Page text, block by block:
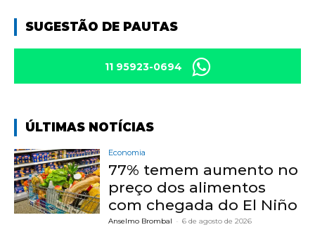
SUGESTÃO DE PAUTAS
11 95923-0694
ÚLTIMAS NOTÍCIAS
Economia
77% temem aumento no
preço dos alimentos
com chegada do El Niño
Anselmo Brombal - 6 de agosto de 2026